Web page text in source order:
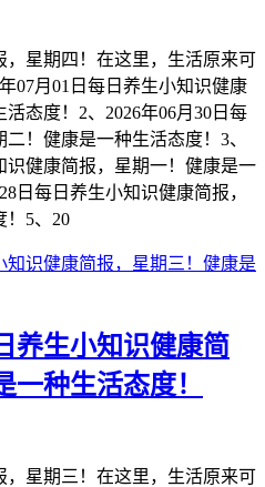
，星期四！在这里，生活原来可
07月01日每日养生小知识健康
态度！2、2026年06月30日每
！健康是一种生活态度！3、
识健康简报，星期一！健康是一
日每日养生小知识健康简报，
！5、20
养生小知识健康简
种生活态度！
，星期三！在这里，生活原来可